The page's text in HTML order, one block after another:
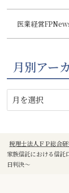
医業経営
月別アー
税理士法人ＦＰ総合
家族信託における信託
日判決～